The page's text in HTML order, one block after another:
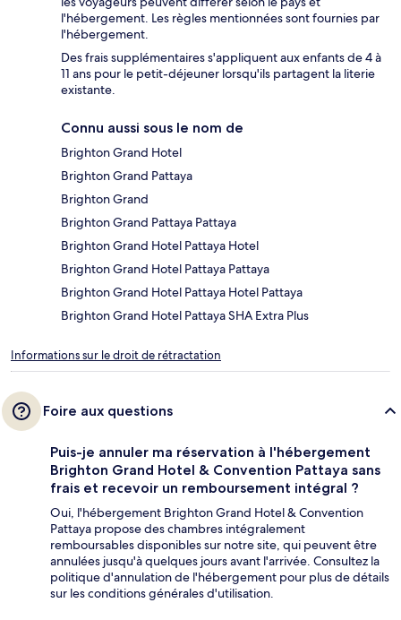
l'hébergement. Les règles mentionnées sont fournies par
l'hébergement.
Des frais supplémentaires s'appliquent aux enfants de 4 à
11 ans pour le petit-déjeuner lorsqu'ils partagent la literie
existante.
Connu aussi sous le nom de
Brighton Grand Hotel
Brighton Grand Pattaya
Brighton Grand
Brighton Grand Pattaya Pattaya
Brighton Grand Hotel Pattaya Hotel
Brighton Grand Hotel Pattaya Pattaya
Brighton Grand Hotel Pattaya Hotel Pattaya
Brighton Grand Hotel Pattaya SHA Extra Plus
Informations sur le droit de rétractation
Foire aux questions
Puis-je annuler ma réservation à l'hébergement
Brighton Grand Hotel & Convention Pattaya sans
frais et recevoir un remboursement intégral ?
Oui, l'hébergement Brighton Grand Hotel & Convention
Pattaya propose des chambres intégralement
remboursables disponibles sur notre site, qui peuvent être
annulées jusqu'à quelques jours avant l'arrivée. Consultez la
politique d'annulation de l'hébergement pour plus de détails
sur les conditions générales d'utilisation.